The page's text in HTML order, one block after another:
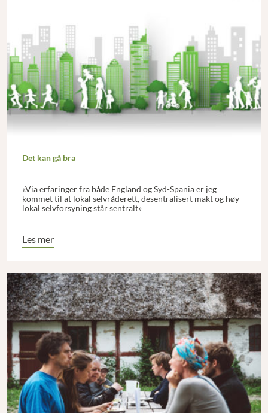
Det kan gå bra
«Via erfaringer fra både England og Syd-Spania er jeg
kommet til at lokal selvråderett, desentralisert makt og høy
lokal selvforsyning står sentralt»
Les mer